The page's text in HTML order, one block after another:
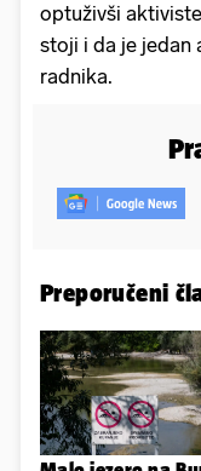
optuživši
stoji i da je jedan
radnika.
Preporučeni